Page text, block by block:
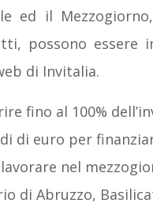
ed il
possono essere
di Invitalia.
fino al 100%
di euro per
nel
di Abruzzo,